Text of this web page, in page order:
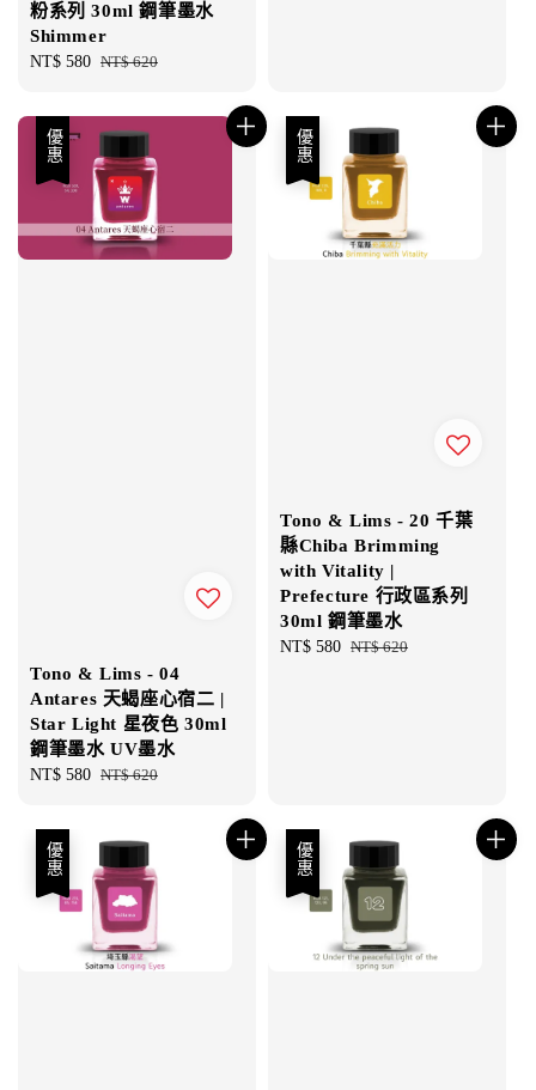
粉系列 30ml 鋼筆墨水
Shimmer
Sale
NT$ 580 Regular
NT$ 620
優惠
Tono & Lims - 04
Antares 天蝎座心宿二 |
Star Light 星夜色 30ml
鋼筆墨水 UV墨水
Sale
NT$ 580 Regular
NT$ 620
優惠
Tono & Lims - 20 千葉
縣Chiba Brimming
with Vitality |
Prefecture 行政區系列
30ml 鋼筆墨水
Sale
NT$ 580 Regular
NT$ 620
優惠 優惠